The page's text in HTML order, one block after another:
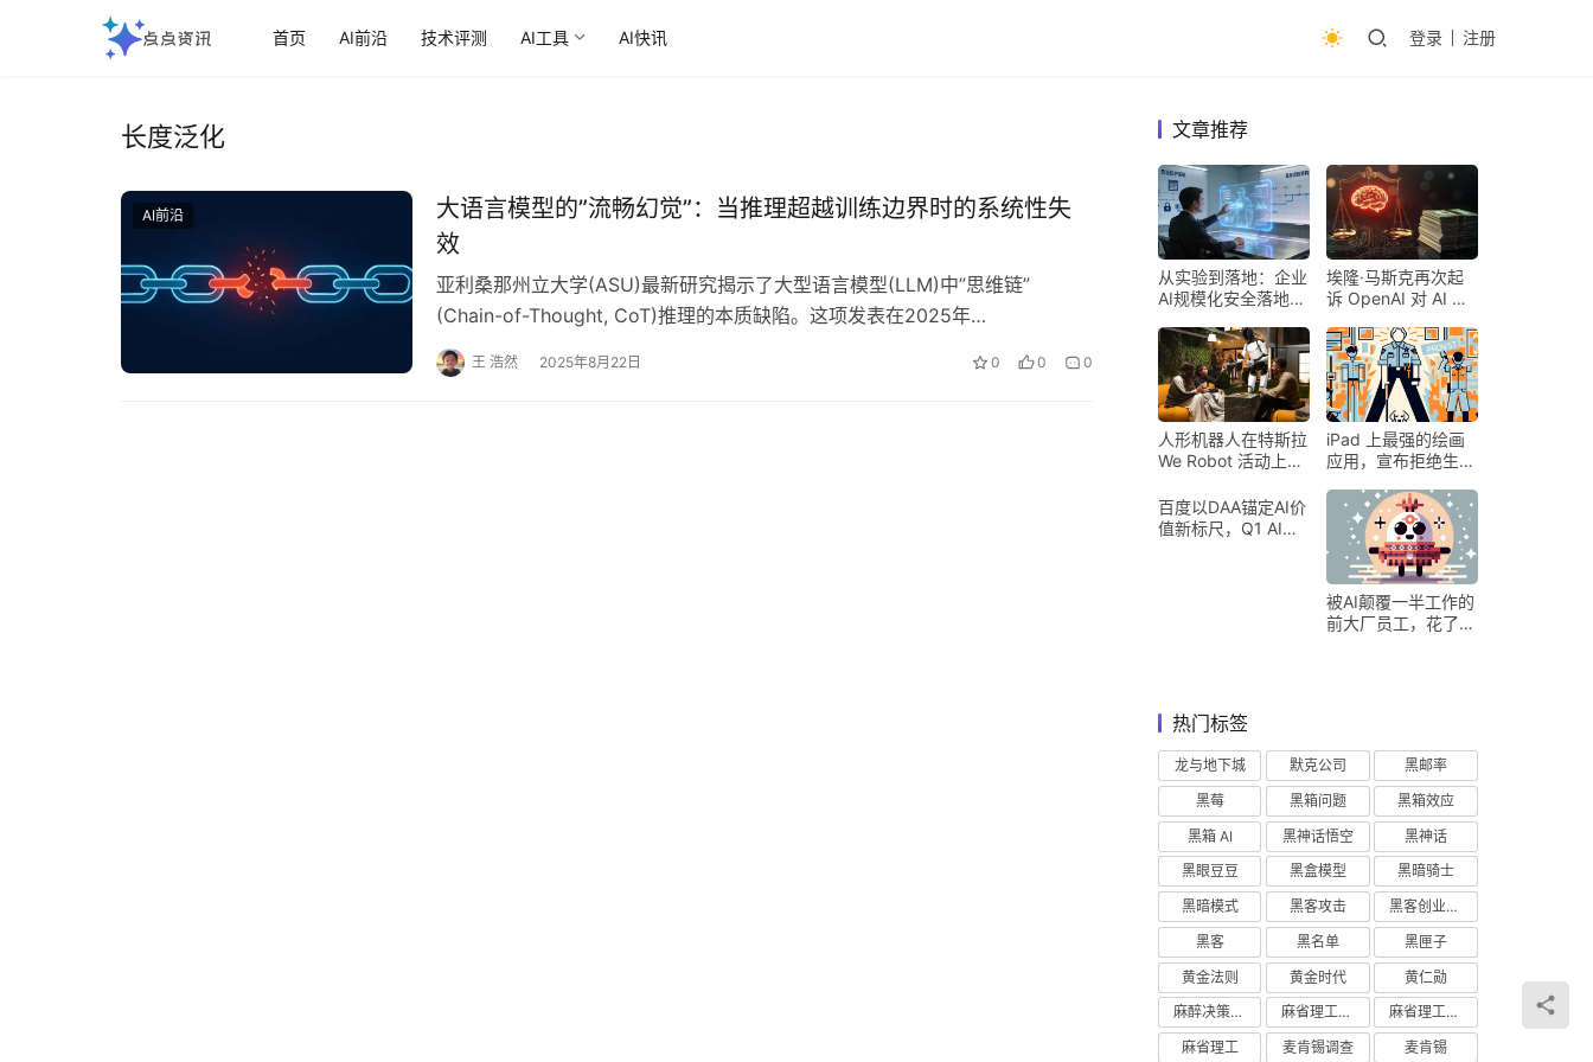
首页 AI前沿 技术评测 AI工具 AI快讯 登录 注册
长度泛化
AI前沿
大语言模型的”流畅幻觉”：当推理超越训练边界时的系统性失
效‌
亚利桑那州立大学(ASU)最新研究揭示了大型语言模型(LLM)中”思维链”
(Chain-of-Thought, CoT)推理的本质缺陷。这项发表在2025年…
王 浩然 2025年8月22日 0 0 0
文章推荐
从实验到落地：企业
AI规模化安全落地的
埃隆·马斯克再次起
诉 OpenAI 对 AI 行
人形机器人在特斯拉
We Robot 活动上为
iPad 上最强的绘画
应用，宣布拒绝生成
百度以DAA锚定AI价
值新标尺，Q1 AI营
被AI颠覆一半工作的
前大厂员工，花了8
热门标签
龙与地下城 默克公司
黑邮率
黑莓
黑箱问题
黑箱效应
黑箱 AI
黑神话悟空
黑神话
黑眼豆豆
黑盒模型
黑暗骑士
黑暗模式
黑客攻击
黑客创业主义
黑客
黑名单
黑匣子
黄金法则
黄金时代
黄仁勋
麻醉决策支持
麻省理工学院研究
麻省理工学院
麻省理工
麦肯锡调查 麦肯锡